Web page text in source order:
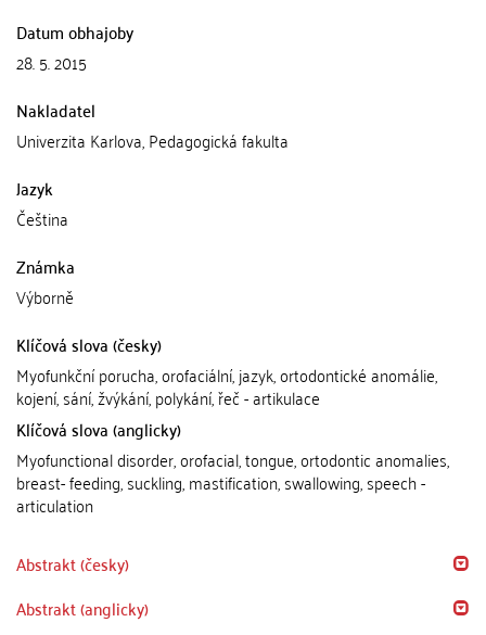
Datum obhajoby
28. 5. 2015
Nakladatel
Univerzita Karlova, Pedagogická fakulta
Jazyk
Čeština
Známka
Výborně
Klíčová slova (česky)
Myofunkční porucha, orofaciální, jazyk, ortodontické anomálie,
kojení, sání, žvýkání, polykání, řeč - artikulace
Klíčová slova (anglicky)
Myofunctional disorder, orofacial, tongue, ortodontic anomalies,
breast- feeding, suckling, mastification, swallowing, speech -
articulation
Abstrakt (česky)
Abstrakt (anglicky)